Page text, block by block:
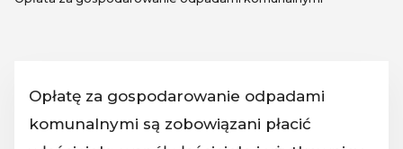
Opłatę za gospodarowanie odpadami
komunalnymi są zobowiązani płacić